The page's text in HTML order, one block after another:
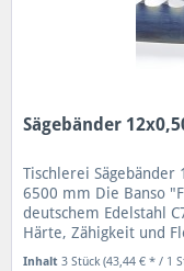
Sägebänder
Tischlerei
6500 mm Die Banso
deutschem Edelstahl
Härte, Zähigkeit und
Inhalt3 Stück(43,44 € * / 1